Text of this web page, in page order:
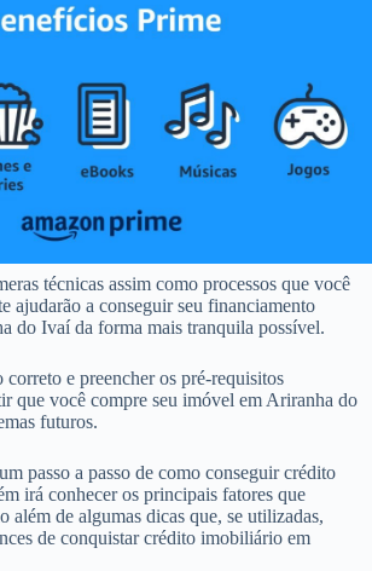
técnicas assim como processos que você
ajudarão a conseguir seu financiamento
do Ivaí da forma mais tranquila possível.
e preencher os pré-requisitos
que você compre seu imóvel em Ariranha do
futuros.
passo a passo de como conseguir crédito
irá conhecer os principais fatores que
além de algumas dicas que, se utilizadas,
de conquistar crédito imobiliário em